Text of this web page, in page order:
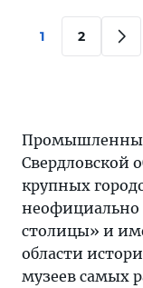
1 2
Свердловской
крупных
неофициально
столицы» и
области
музеев самых